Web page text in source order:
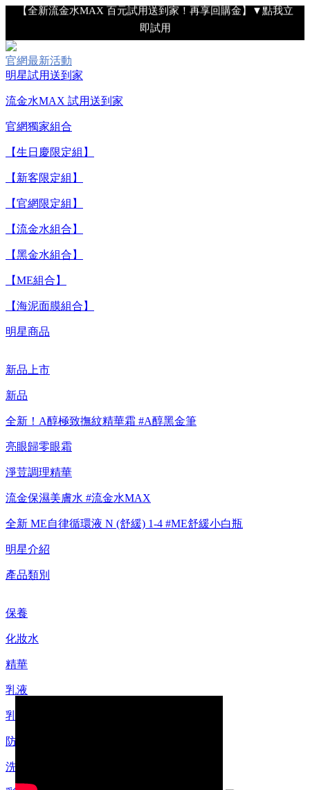
即試用
【8/4-8/9 單筆消費滿$3,000現折$300】
【8/4-8/9 新客LINE購物導購滿$2,000送100點LINE
【綁定中信LINE Pay卡享最高6%回饋▼點我了解詳情】
性，也無法協助此類商品的售後服務
【全新流金水MAX 百元試用送到家！再享回購金】▼點我立
【8/4-8/9 單筆消費滿$3,000現折$300】
【重要公告】IPSA 無法驗證非官方通路銷售之品牌商品的真實
官網最新活動
明星試用送到家
流金水MAX 試用送到家
官網獨家組合
【生日慶限定組】
【新客限定組】
【官網限定組】
【流金水組合】
【黑金水組合】
【ME組合】
【海泥面膜組合】
明星商品
新品上市
新品
全新！A醇極致撫紋精華霜 #A醇黑金筆
亮眼歸零眼霜
淨荳調理精華
流金保濕美膚水 #流金水MAX
全新 ME自律循環液 N (舒緩) 1-4 #ME舒緩小白瓶
明星介紹
產品類別
保養
化妝水
精華
乳液
乳霜
防曬
洗顏/卸妝